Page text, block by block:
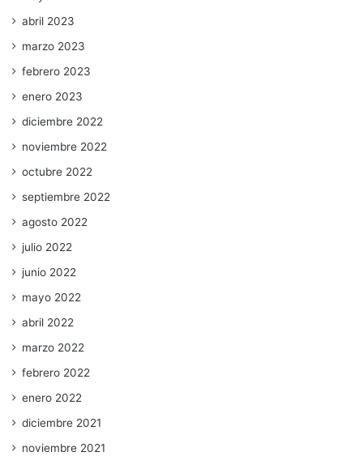
abril 2023
marzo 2023
febrero 2023
enero 2023
diciembre 2022
noviembre 2022
octubre 2022
septiembre 2022
agosto 2022
julio 2022
junio 2022
mayo 2022
abril 2022
marzo 2022
febrero 2022
enero 2022
diciembre 2021
noviembre 2021